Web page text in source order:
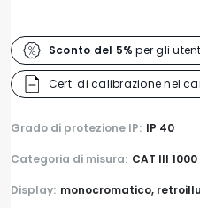
Sconto del 5% per gli
Cert. di calibrazione nel
Grado di protezione IP: IP 40
Categoria di misura: CAT III
Display: monocromatico,